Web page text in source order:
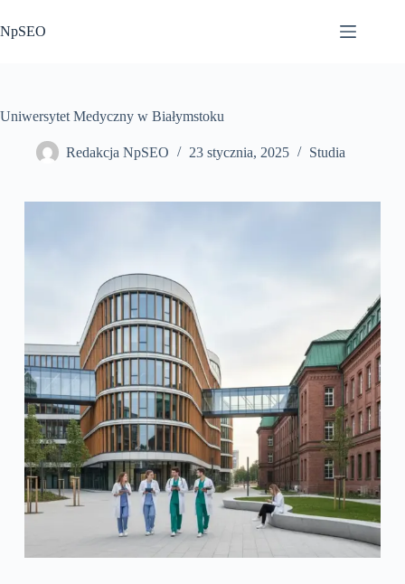
do
treści
NpSEO
Uniwersytet Medyczny w Białymstoku
Redakcja NpSEO 23 stycznia, 2025 Studia